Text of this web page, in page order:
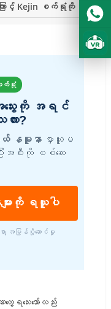
ြောင့် Kejin စက်ရုံကို
စက်ရုံ
ေးကို အရင်
ား?
နမူနာ မှာယူမ
စီးကို စစ်ဆေး
းကို ရယူပါ
အမြန်ပို့ဆောင်မှု
ရသေးသော်လည်း